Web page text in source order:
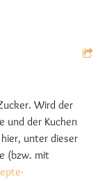
Wird der
und der Kuchen
unter dieser
(bzw. mit